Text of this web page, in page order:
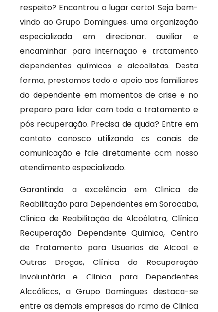
respeito? Encontrou o lugar certo! Seja bem-
vindo ao Grupo Domingues, uma organização
especializada em direcionar, auxiliar e
encaminhar para internação e tratamento
dependentes químicos e alcoolistas. Desta
forma, prestamos todo o apoio aos familiares
do dependente em momentos de crise e no
preparo para lidar com todo o tratamento e
pós recuperação. Precisa de ajuda? Entre em
contato conosco utilizando os canais de
comunicação e fale diretamente com nosso
atendimento especializado.
Garantindo a excelência em Clinica de
Reabilitação para Dependentes em Sorocaba,
Clinica de Reabilitação de Alcoólatra, Clínica
Recuperação Dependente Químico, Centro
de Tratamento para Usuarios de Alcool e
Outras Drogas, Clínica de Recuperação
Involuntária e Clinica para Dependentes
Alcoólicos, a Grupo Domingues destaca-se
entre as demais empresas do ramo de Clinica